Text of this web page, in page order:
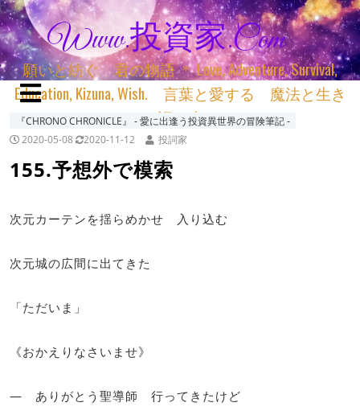
Www.投資家.com
願いと紡ぐ 君の物語 ＊ Love, Adventure, Survival,
Education, Kizuna, Wish. 言葉と愛する 魔法と生き
る 詞と生きる
『CHRONO CHRONICLE』 ‐ 愛に出逢う投資異世界の冒険筆記 ‐
2020-05-08
2020-11-12 投詞家
155.予想外で模索
次元カーテンを揺らめかせ 入り込む
次元城の広間に出てきた
「ただいま」
《おかえりなさいませ》
― ありがとう聖導師 行ってきたけど